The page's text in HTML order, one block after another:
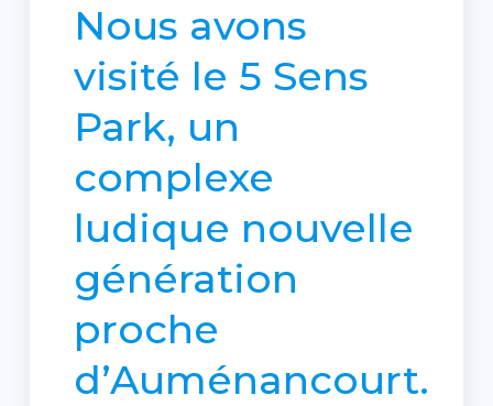
Nous avons
visité le 5 Sens
Park, un
complexe
ludique nouvelle
génération
proche
d’Auménancourt.